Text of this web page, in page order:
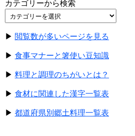
カテゴリーから検索
▶ 閲覧数が多いページを見る
▶ 食事マナーと箸使い豆知識
▶ 料理と調理のちがいとは？
▶ 食材に関連した漢字一覧表
▶ 都道府県別郷土料理一覧表